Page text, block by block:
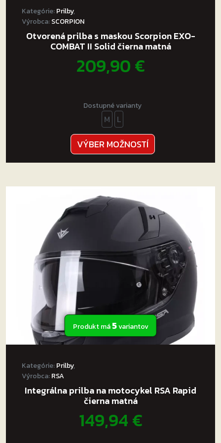
Kategórie:Prilby,
Výrobca:SCORPION
Otvorená prilba s maskou Scorpion EXO-
COMBAT II Solid čierna matná
209,90€
Dostupné varianty
M L
VÝBER MOŽNOSTÍ
produkt
si
môžete
vybrať
na
stránke
produktu.
Produkt má5variantov
Kategórie:Prilby,
Výrobca:RSA
Integrálna prilba na motocykel RSA Rapid
čierna matná
149,94€